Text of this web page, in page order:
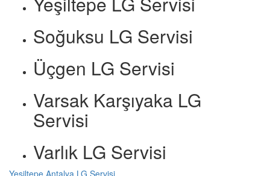
Soğuksu LG Servisi
Üçgen LG Servisi
Varsak Karşıyaka LG
Servisi
Varlık LG Servisi